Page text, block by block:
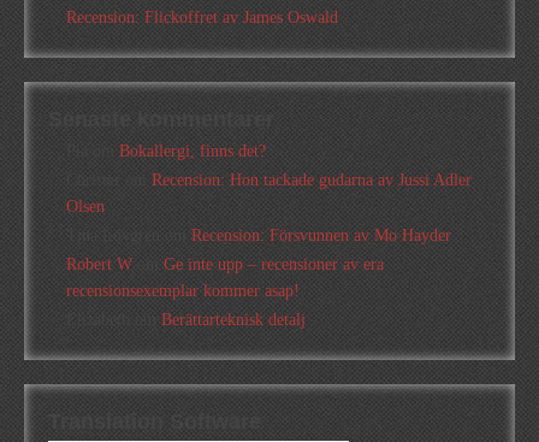
Recension: Flickoffret av James Oswald
Senaste kommentarer
Bokallergi, finns det?
Christer
Recension: Hon tackade gudarna av Jussi Adler
Olsen
Recension: Försvunnen av Mo Hayder
Robert W
Ge inte upp – recensioner av era
recensionsexemplar kommer asap!
Elizabeth
omBerättarteknisk detalj
Translation Software